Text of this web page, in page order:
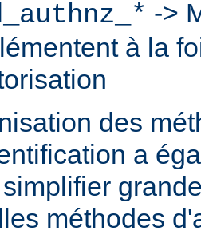
->
à la
des
a
méthodes